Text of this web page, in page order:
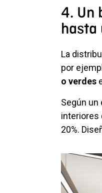
4. Un
hasta
La
por
o verdes
Según un
interiores
20%.